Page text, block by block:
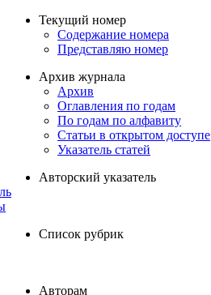
Текущий номер
Содержание номера
Представляю номер
Архив журнала
Архив
Оглавления по годам
По годам по алфавиту
Статьи в открытом доступе
Указатель статей
Авторский указатель
Список рубрик
Авторам